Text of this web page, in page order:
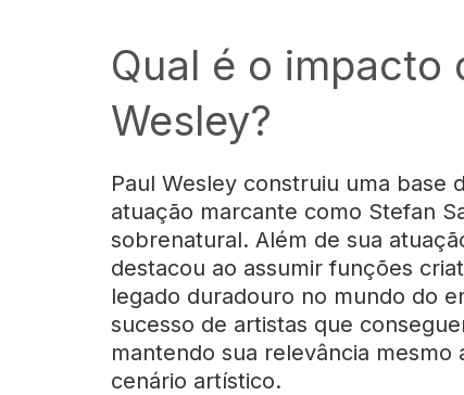
Qual é o impacto
Wesley?
Paul Wesley construiu uma base
atuação marcante como Stefan
sobrenatural. Além de sua
destacou ao assumir funções
legado duradouro no mundo do
sucesso de artistas que
mantendo sua relevância
cenário artístico.